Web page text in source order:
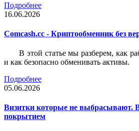
Подробнее
16.06.2026
Comcash.cc - Криптообменник без
В этой статье мы разберем, как
и как безопасно обменивать активы.
Подробнее
05.06.2026
Визитки которые не выбрасывают.
покрытием